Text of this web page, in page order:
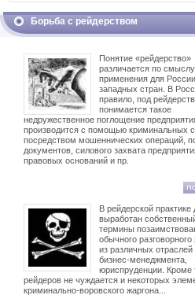
Борьба с рейдерством
Понятие «рейдерство»
различается по смыслу
применения для
западных стран. В
правило, под
понимается такое
недружественное поглощение
производится с помощью криминальных
посредством мошеннических операций,
документов, силового захвата
правовых оснований и пр.
В рейдерской практике
выработан
термины
обычного разговорного
из различных отраслей
бизнес-менеджмента,
юриспруденции. Кроме
рейдеров не чуждается и некоторых
криминально-воровского жаргона...